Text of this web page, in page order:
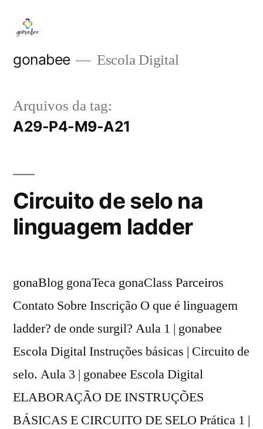
para
gonabee Escola Digital
Arquivos da tag:
A29-P4-M9-A21
Circuito de selo na
linguagem ladder
gonaBlog gonaTeca gonaClass Parceiros
Contato Sobre Inscrição O que é linguagem
ladder? de onde surgil? Aula 1 | gonabee
Escola Digital Instruções básicas | Circuito de
selo. Aula 3 | gonabee Escola Digital
ELABORAÇÃO DE INSTRUÇÕES
BÁSICAS E CIRCUITO DE SELO Prática 1 |